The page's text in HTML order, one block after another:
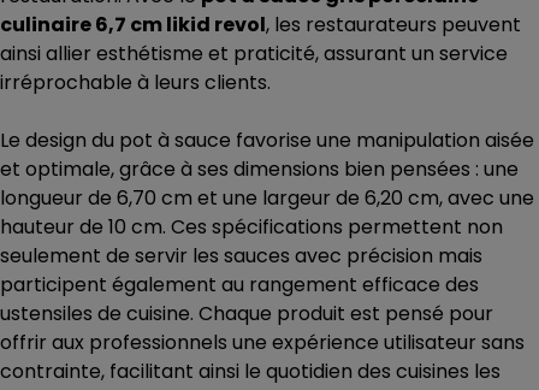
culinaire 6,7 cm likid revol, les restaurateurs peuvent
ainsi allier esthétisme et praticité, assurant un service
irréprochable à leurs clients.
Le design du pot à sauce favorise une manipulation aisée
et optimale, grâce à ses dimensions bien pensées : une
longueur de 6,70 cm et une largeur de 6,20 cm, avec une
hauteur de 10 cm. Ces spécifications permettent non
seulement de servir les sauces avec précision mais
participent également au rangement efficace des
ustensiles de cuisine. Chaque produit est pensé pour
offrir aux professionnels une expérience utilisateur sans
contrainte, facilitant ainsi le quotidien des cuisines les